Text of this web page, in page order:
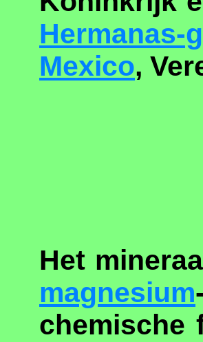
Hermanas-
Mexico,
Het
magnesium-
chemische